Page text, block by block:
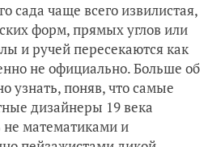
сада чаще всего извилистая,
форм, прямых углов или
и ручей пересекаются как
не официально. Больше об
узнать, поняв, что самые
дизайнеры 19 века
не математиками и